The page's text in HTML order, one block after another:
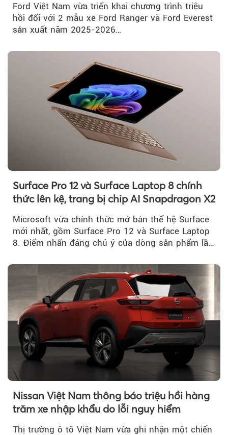
Ford Việt Nam vừa triển khai chương trình triệu
hồi đối với 2 mẫu xe Ford Ranger và Ford Everest
sản xuất năm 2025-2026…
Surface Pro 12 và Surface Laptop 8 chính
thức lên kệ, trang bị chip AI Snapdragon X2
Microsoft vừa chính thức mở bán thế hệ Surface
mới nhất, gồm Surface Pro 12 và Surface Laptop
8. Điểm nhấn đáng chú ý của dòng sản phẩm lần
Nissan Việt Nam thông báo triệu hồi hàng
trăm xe nhập khẩu do lỗi nguy hiểm
Thị trường ô tô Việt Nam vừa ghi nhận một chiến